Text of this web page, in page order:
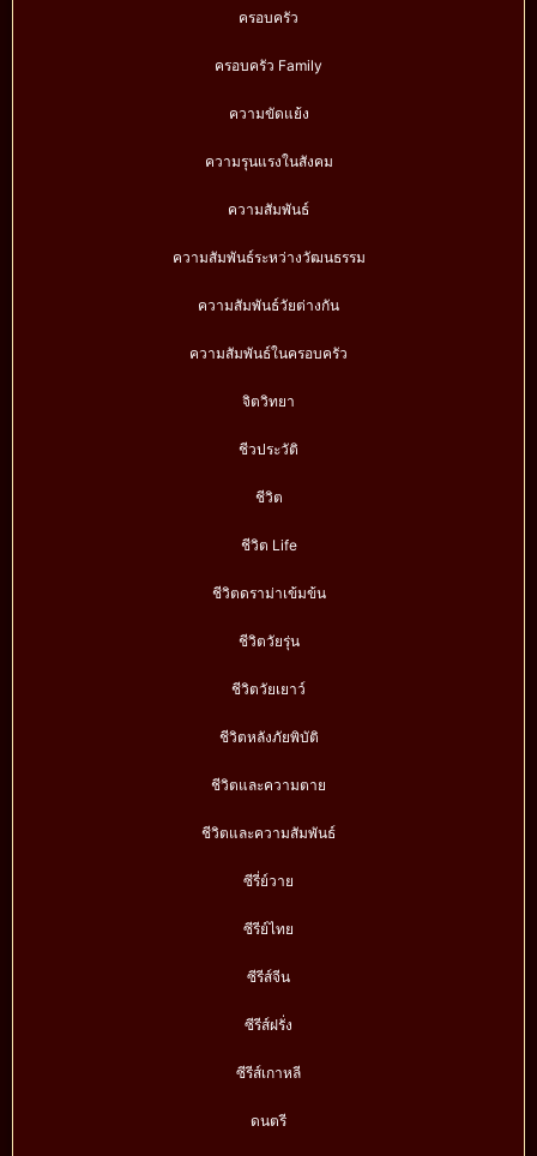
ครอบครัว
ครอบครัว Family
ความขัดแย้ง
ความรุนแรงในสังคม
ความสัมพันธ์
ความสัมพันธ์ระหว่างวัฒนธรรม
ความสัมพันธ์วัยต่างกัน
ความสัมพันธ์ในครอบครัว
จิตวิทยา
ชีวประวัติ
ชีวิต
ชีวิต Life
ชีวิตดราม่าเข้มข้น
ชีวิตวัยรุ่น
ชีวิตวัยเยาว์
ชีวิตหลังภัยพิบัติ
ชีวิตและความตาย
ชีวิตและความสัมพันธ์
ซีรี่ย์วาย
ซีรีย์ไทย
ซีรีส์จีน
ซีรีส์ฝรั่ง
ซีรีส์เกาหลี
ดนตรี